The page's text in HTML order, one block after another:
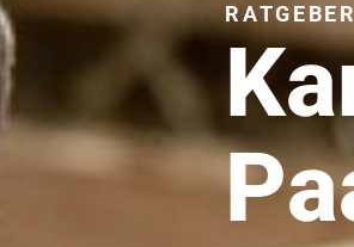
RATGEBER